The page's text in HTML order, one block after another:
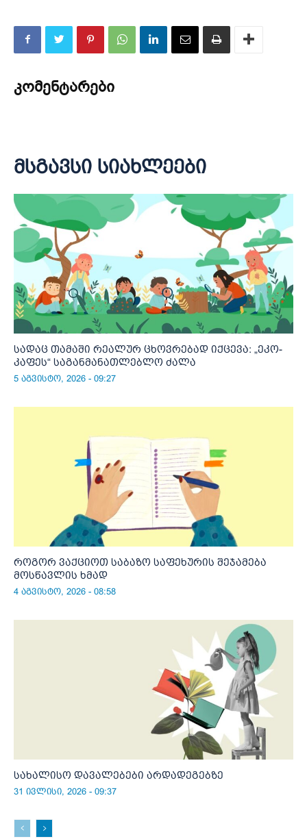
კომენტარები
მსგავსი სიახლეები
სადაც თამაში რეალურ ცხოვრებად იქცევა: „ეკო-
კაფეს“ საგანმანათლებლო ძალა
5 აგვისტო, 2026 - 09:27
როგორ ვაქციოთ საბაზო საფეხურის შეჯამება
მოსწავლის ხმად
4 აგვისტო, 2026 - 08:58
სახალისო დავალებები არდადეგებზე
31 ივლისი, 2026 - 09:37